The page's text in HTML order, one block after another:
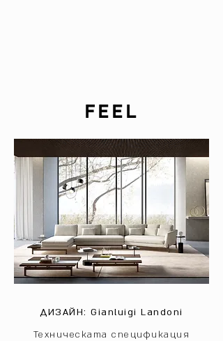
FEEL
ДИЗАЙН: Gianluigi Landoni
Техническата спецификация